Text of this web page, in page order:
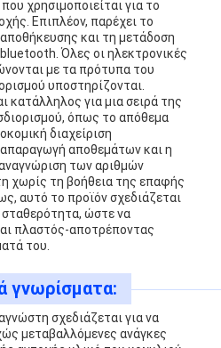
χρησιμοποιείται για το
Επιπλέον, παρέχει το
και τη μετάδοση
Όλες οι ηλεκτρονικές
με τα πρότυπα του
υποστηρίζονται.
κατάλληλος για μια σειρά της
όπως το απόθεμα
διαχείριση
αποθεμάτων και η
των αριθμών
χωρίς τη βοήθεια της επαφής
αυτό το προϊόν σχεδιάζεται
ώστε να
πλαστός-αποτρέποντας
του.
γνωρίσματα:
σχεδιάζεται για να
μεταβαλλόμενες ανάγκες